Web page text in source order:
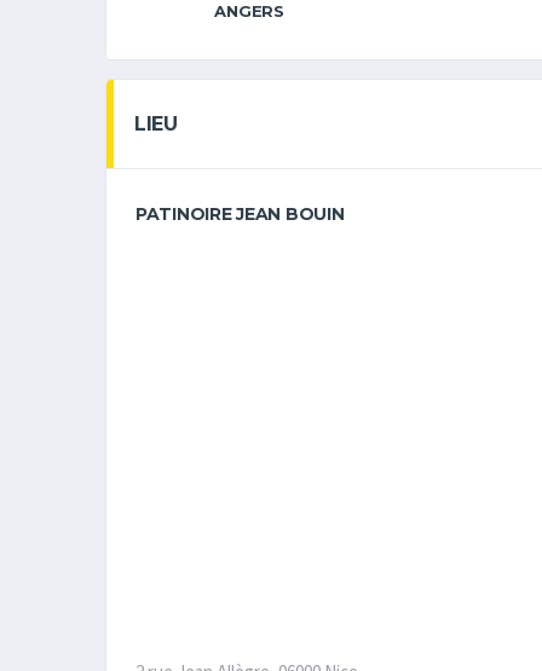
ANGERS
LIEU
PATINOIRE JEAN BOUIN